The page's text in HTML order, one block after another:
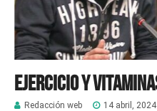
Ejercicio y
Redacción web 14 abril, 2024